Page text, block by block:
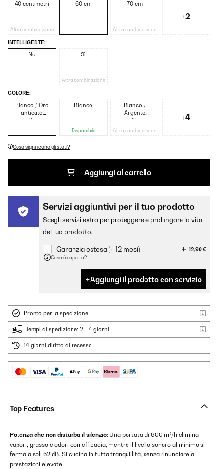
40 centimetri
Altra combinazione
60 cm 70 cm
Altra combinazione
+2
INTELLIGENTE:
No Sì
Altra combinazione
COLORE:
Bianco / Oro
anticato
metallizzato
Bianco
Disponibile
Bianco /
Argento
metallizzato
Altra combinazione
+4
Cosa significano gli stati?
Aggiungi al carrello
Servizi aggiuntivi per il tuo prodotto
Scegli servizi extra per proteggere e prolungare la vita
del tuo prodotto.
Garanzia estesa (+ 12 mesi)
12,90 €
Cosa è coperto?
Aggiungi il prodotto con servizio
Pronto per la spedizione
Tempi di spedizione: 2 - 4 giorni
14 giorni diritto di recesso
Top Features
Potenza che non disturba il silenzio: Una portata di 600 m³/h elimina
vapori, grasso e odori con efficacia, mentre il livello sonoro al minimo si
ferma a soli 52 dB. Si cucina in tutta tranquillità, senza rinunciare a
prestazioni elevate.